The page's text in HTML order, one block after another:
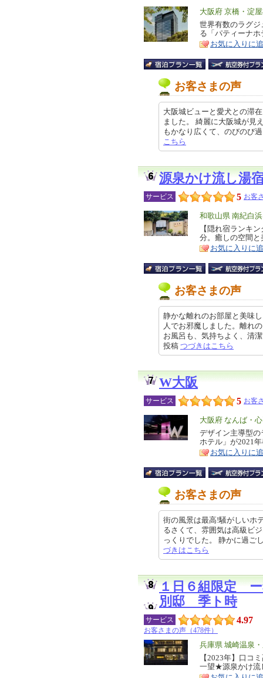
エ
リ
ア
大阪府 京橋・淀
特
徴
世界有数のラグ
る「パティーナ
お気に入りに
お客さまの声
大阪城ビューと愛犬との滞
ました。 綺麗に大阪城が見
もかなり広くて、のびのび
こちら
源泉かけ流し湯
サービス 5 お客
エ
リ
ア
和歌山県 南紀白
特
徴
【隠れ宿ランキ
分。癒しの空間
お気に入りに
お客さまの声
静かな離れのお部屋と美味
人でお邪魔しました。離れ
お風呂も、気持ちよく、清
投稿 つづきはこちら
W大阪
サービス 5 お客
エ
リ
ア
大阪府 なんば・
特
徴
デザイン主導型
ホテル」が2021
お気に入りに
お客さまの声
街の風景は最高!騒がしいホ
るさくて、雰囲気は高級ビ
っくりでした。 静かに過
づきはこちら
１日６組限定
別邸 季ト時
サービス 4.97
お客さまの声（478件）
エ
リ
ア
兵庫県 城崎温泉
特
徴
【2023年】口コ
一望★源泉かけ流